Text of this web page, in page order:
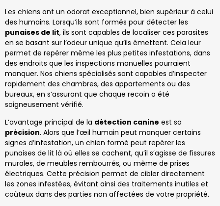
Les chiens ont un odorat exceptionnel, bien supérieur à celui
des humains. Lorsqu’ils sont formés pour détecter les
punaises de lit, ils sont capables de localiser ces parasites
en se basant sur l’odeur unique qu’ils émettent. Cela leur
permet de repérer même les plus petites infestations, dans
des endroits que les inspections manuelles pourraient
manquer. Nos chiens spécialisés sont capables d’inspecter
rapidement des chambres, des appartements ou des
bureaux, en s’assurant que chaque recoin a été
soigneusement vérifié.
L’avantage principal de la détection canine est sa
précision. Alors que l’œil humain peut manquer certains
signes d’infestation, un chien formé peut repérer les
punaises de lit là où elles se cachent, qu’il s’agisse de fissures
murales, de meubles rembourrés, ou même de prises
électriques. Cette précision permet de cibler directement
les zones infestées, évitant ainsi des traitements inutiles et
coûteux dans des parties non affectées de votre propriété.